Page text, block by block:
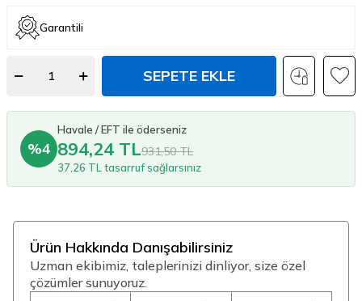
Garantili
SEPETE EKLE
%4
Havale / EFT ile öderseniz
894,24 TL931,50 TL
37,26 TL tasarruf sağlarsınız
Ürün Hakkında Danışabilirsiniz
Uzman ekibimiz, taleplerinizi dinliyor, size özel
çözümler sunuyoruz.